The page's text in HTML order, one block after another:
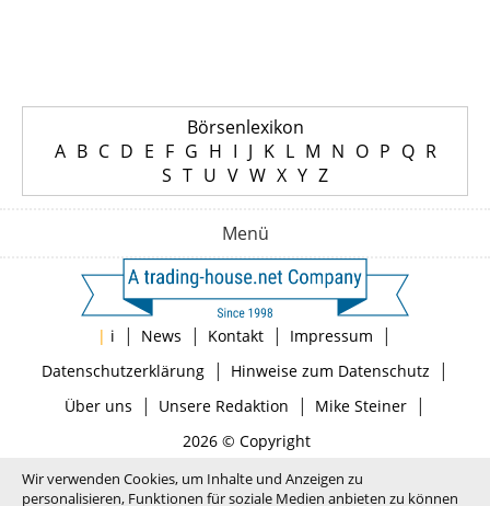
Börsenlexikon
A B C D E F G H I J K L M N O P Q R
S T U V W X Y Z
Menü
| i | News | Kontakt | Impressum |
Datenschutzerklärung| Hinweise zum Datenschutz |
Über uns | Unsere Redaktion | Mike Steiner|
2026 © Copyright
Wir verwenden Cookies, um Inhalte und Anzeigen zu
personalisieren, Funktionen für soziale Medien anbieten zu können